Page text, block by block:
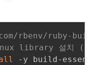
rbenv/ruby-
linux library 설치